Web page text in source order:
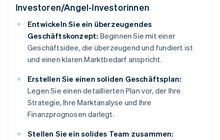
Investoren/Angel-Investorinnen
Entwickeln Sie ein überzeugendes
Geschäftskonzept: Beginnen Sie mit einer
Geschäftsidee, die überzeugend und fundiert ist
und einen klaren Marktbedarf anspricht.
Erstellen Sie einen soliden Geschäftsplan:
Legen Sie einen detaillierten Plan vor, der Ihre
Strategie, Ihre Marktanalyse und Ihre
Finanzprognosen darlegt.
Stellen Sie ein solides Team zusammen: